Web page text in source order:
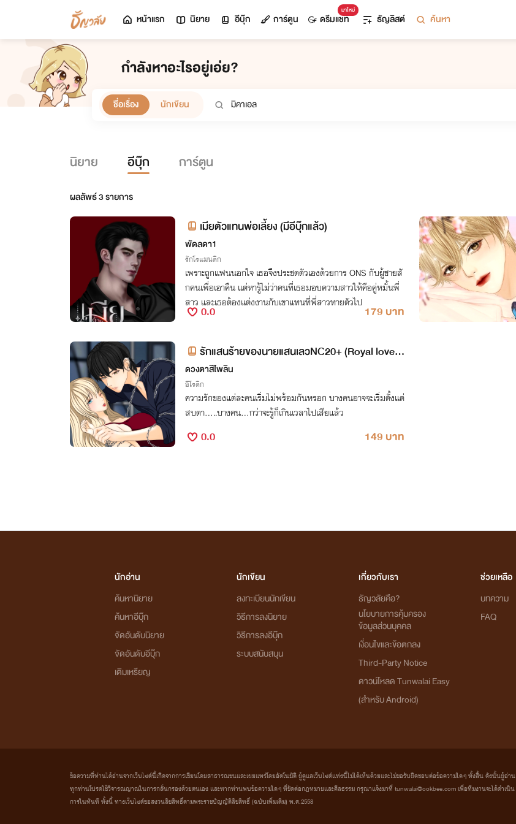
หน้าแรก นิยาย อีบุ๊ก การ์ตูน
มาใหม่
ดรีมแชท ธัญลิสต์ ค้นหา
กำลังหาอะไรอยู่เอ่ย?
ชื่อเรื่อง นักเขียน
นิยาย อีบุ๊ก การ์ตูน
ผลลัพธ์3รายการ
เมียตัวแทนพ่อเลี้ยง (มีอีบุ๊กแล้ว)
พัดลดา1
รักโรแมนติก
เพราะถูกแฟนนอกใจ เธอจึงประชดตัวเองด้วยการ ONS กับผู้ชายสั
กคนเพื่อเอาคืน แต่หารู้ไม่ว่าคนที่เธอมอบความสาวให้คือคู่หมั้นพี่
สาว และเธอต้องแต่งงานกับเขาแทนที่พี่สาวหายตัวไป
0.0 179 บาท
รักแสนร้ายของนายแสนเลวNC20+ (Royal love
my Miss Jaoying)
ดวงตาสีไพลิน
อีโรติก
ความรักของแต่ละคนเริ่มไม่พร้อมกันหรอก บางคนอาจจะเริ่มตั้งแต่
สบตา.....บางคน...กว่าจะรู้ก็เกินเวลาไปเสียแล้ว
0.0 149 บาท
นักอ่าน
ค้นหานิยาย
ค้นหาอีบุ๊ก
จัดอันดับนิยาย
จัดอันดับอีบุ๊ก
เติมเหรียญ
นักเขียน
ลงทะเบียนนักเขียน
วิธีการลงนิยาย
วิธีการลงอีบุ๊ก
ระบบสนับสนุน
เกี่ยวกับเรา
ธัญวลัยคือ?
นโยบายการคุ้มครอง
ข้อมูลส่วนบุคคล
เงื่อนไขและข้อตกลง
Third-Party Notice
ดาวน์โหลด Tunwalai Easy
(สำหรับ Android)
ช่วยเหลือ
บทความ
FAQ
ข้อความที่ท่านได้อ่านจากเว็บไซต์นี้เกิดจากการเขียนโดยสาธารณชนและเผยแพร่โดยอัตโนมัติ ผู้ดูแลเว็บไซต์แห่งนี้ไม่ได้เห็นด้วยและไม่ขอรับผิดชอบต่อข้อความใดๆ ทั้งสิ้น ดังนั้นผู้อ่าน
ทุกท่านโปรดใช้วิจารณญาณในการกลั่นกรองด้วยตนเอง และหากท่านพบข้อความใดๆ ที่ขัดต่อกฎหมายและศีลธรรม กรุณาแจ้งมาที่ tunwalai@ookbee.com เพื่อทีมงานจะได้ดำเนิน
การในทันที ทั้งนี้ ทางเว็บไซต์ขอสงวนลิขสิทธิ์ตามพระราชบัญญัติลิขสิทธิ์ (ฉบับเพิ่มเติม) พ.ศ.2558